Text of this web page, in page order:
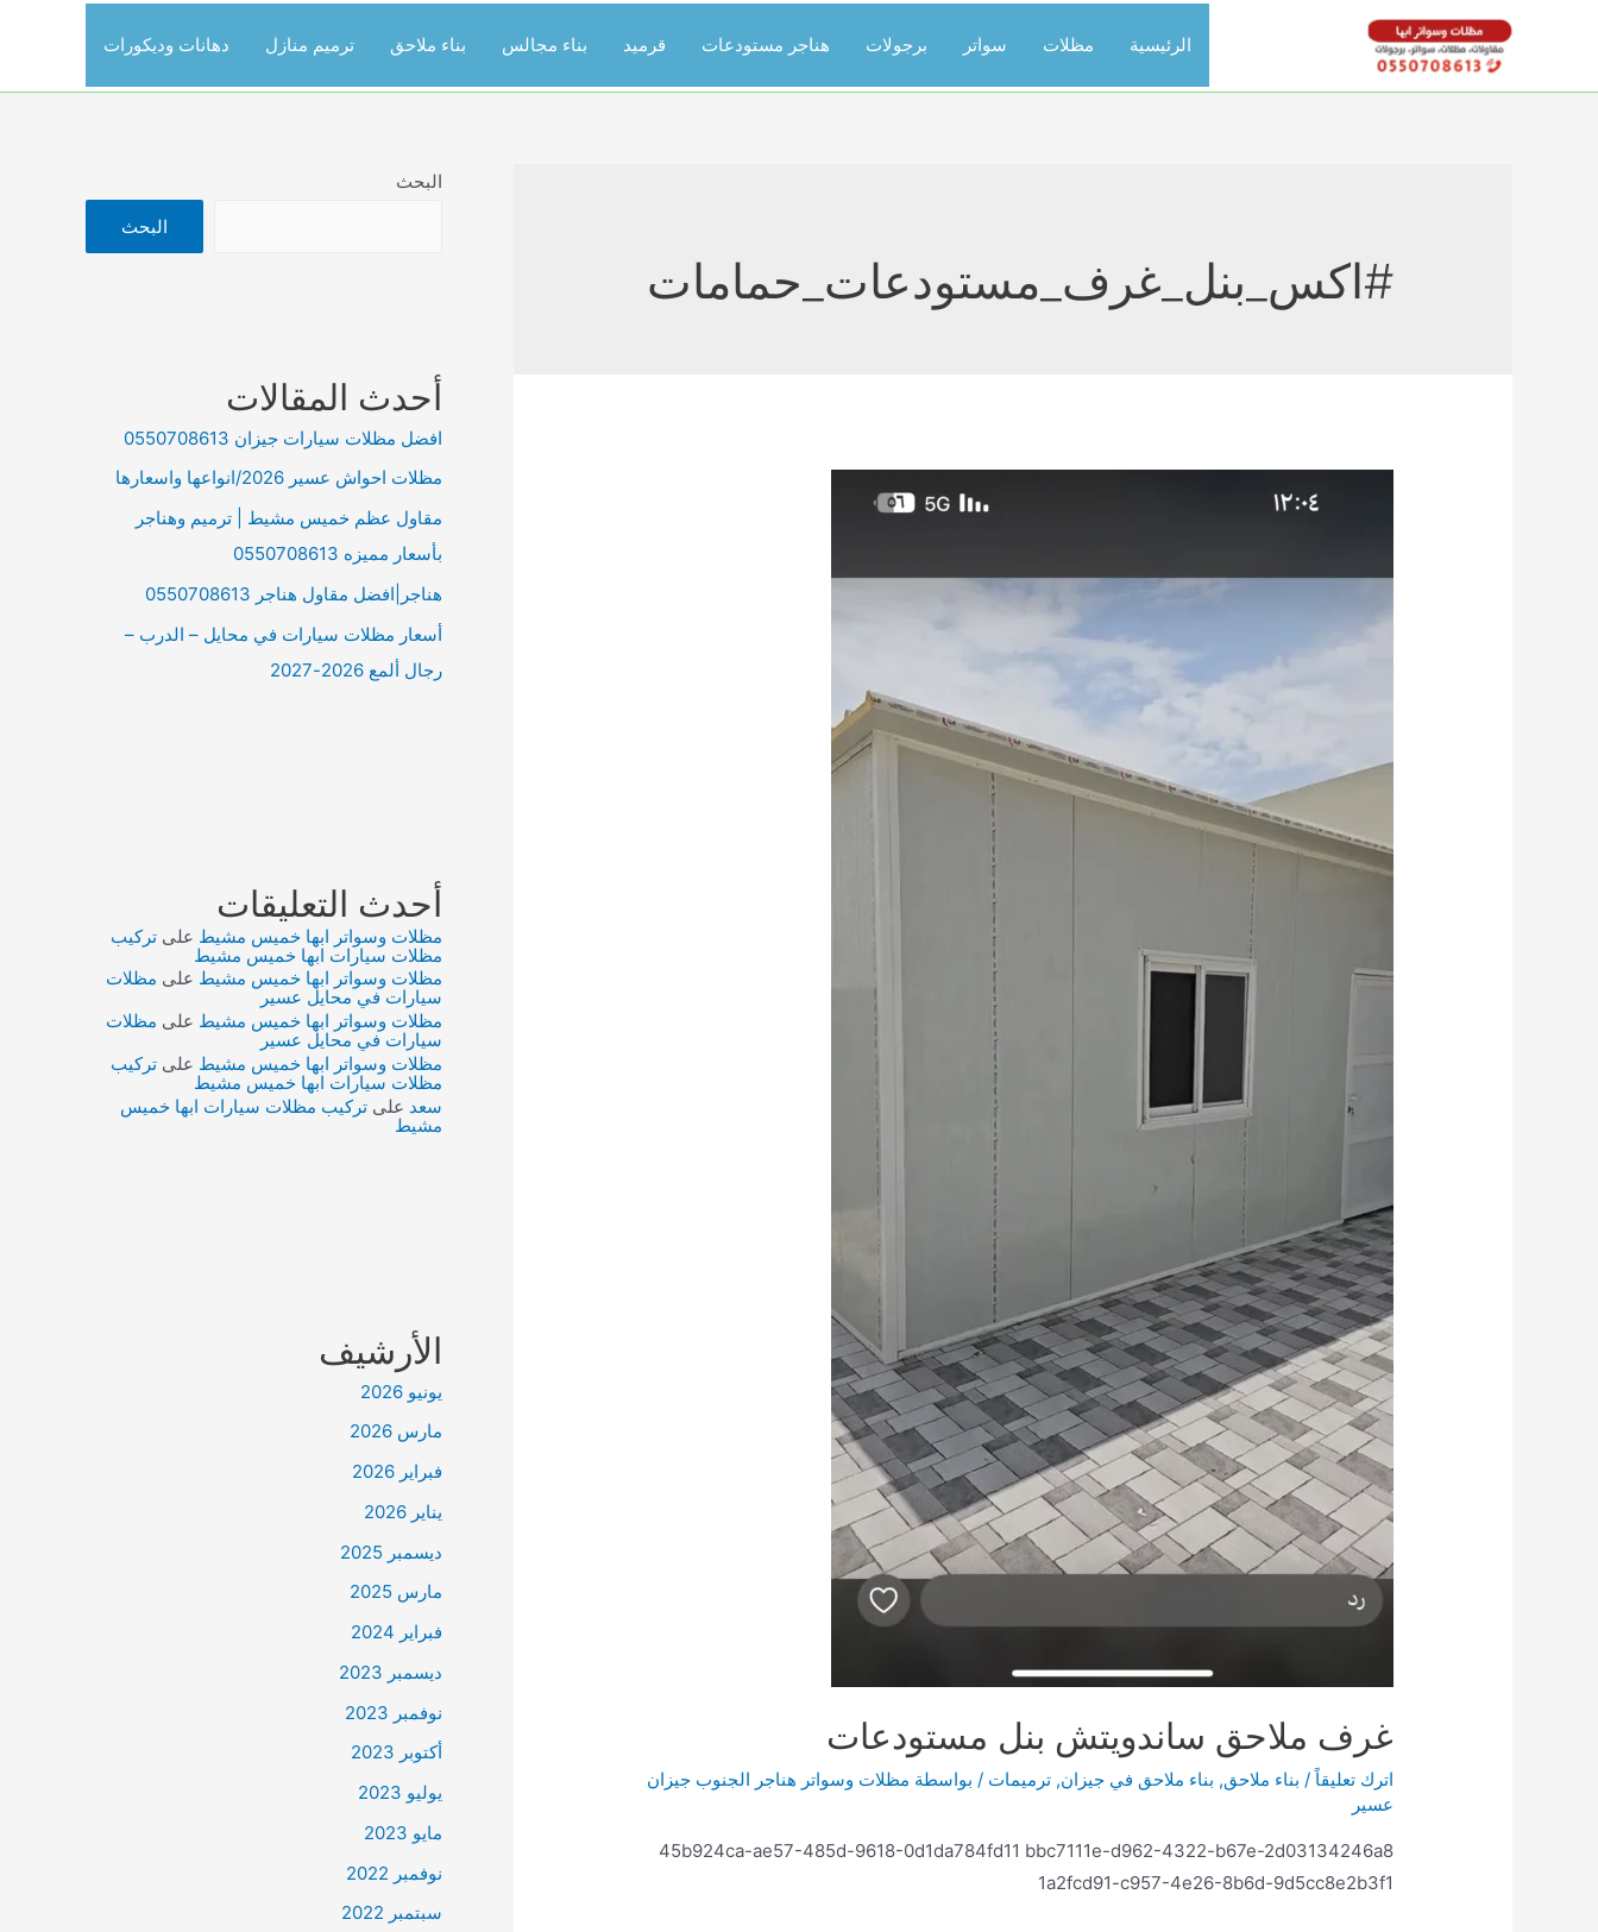
الرئيسية مظلات سواتر برجولات هناجر مستودعات قرميد بناء مجالس بناء ملاحق ترميم منازل دهانات وديكورات
#اكس_بنل_غرف_مستودعات_حمامات
غرف ملاحق ساندويتش بنل مستودعات
اترك تعليقاً / بناء ملاحق, بناء ملاحق في جيزان,ترميمات / بواسطة مظلات وسواتر هناجر الجنوب جيزان
عسير
45b924ca-ae57-485d-9618-0d1da784fd11 bbc7111e-d962-4322-b67e-2d03134246a8
1a2fcd91-c957-4e26-8b6d-9d5cc8e2b3f1
البحث
البحث
أحدث المقالات
افضل مظلات سيارات جيزان 0550708613
مظلات احواش عسير 2026/انواعها واسعارها
مقاول عظم خميس مشيط | ترميم وهناجر
بأسعار مميزه 0550708613
هناجر|افضل مقاول هناجر 0550708613
أسعار مظلات سيارات في محايل – الدرب –
رجال ألمع 2026-2027
أحدث التعليقات
مظلات وسواتر ابها خميس مشيط على تركيب
مظلات سيارات ابها خميس مشيط
مظلات وسواتر ابها خميس مشيط على مظلات
سيارات في محايل عسير
مظلات وسواتر ابها خميس مشيط على مظلات
سيارات في محايل عسير
مظلات وسواتر ابها خميس مشيط على تركيب
مظلات سيارات ابها خميس مشيط
سعد على تركيب مظلات سيارات ابها خميس
مشيط
الأرشيف
يونيو 2026
مارس 2026
فبراير 2026
يناير 2026
ديسمبر 2025
مارس 2025
فبراير 2024
ديسمبر 2023
نوفمبر 2023
أكتوبر 2023
يوليو 2023
مايو 2023
نوفمبر 2022
سبتمبر 2022